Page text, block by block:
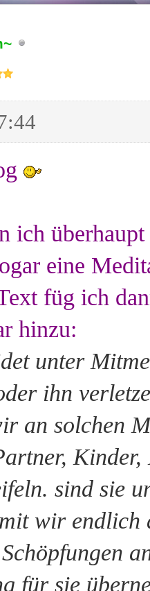
ich
eine
füg ich
hinzu:
unter
ihn
an solchen
sind sie
wir endlich
für sie